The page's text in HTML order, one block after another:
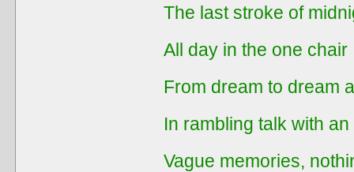
The last stroke of
All day in the one chair
From dream to dream
In rambling talk with
Vague memories,